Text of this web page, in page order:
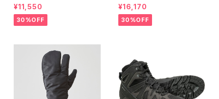
¥11,550
30%OFF
¥16,170
30%OFF